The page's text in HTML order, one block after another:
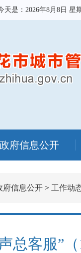
天是： 2026年8月8日 星
政府信息公开
府信息公开 > 工作动
总客服”